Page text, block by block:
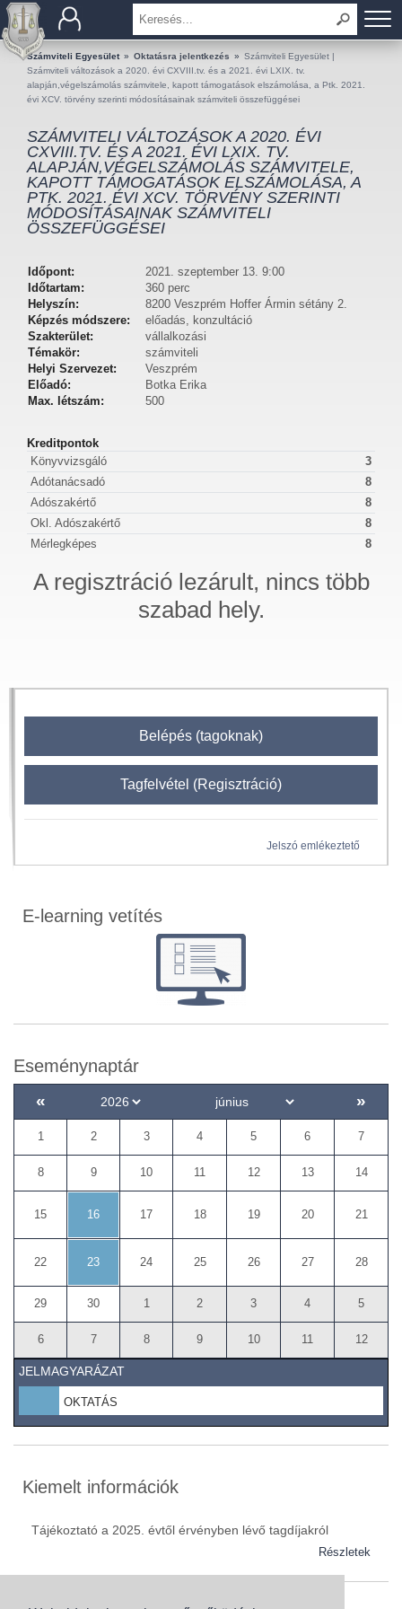
BEMUTATKOZÁS
TAGOK
OKTATÁS
KÉRDÉSEK ÉS VÁLASZOK
TUDÁSTÁR
KIADVÁNYOK
KAPCSOLAT
Számviteli Egyesület » Oktatásra jelentkezés » Számviteli Egyesület |
Számviteli változások a 2020. évi CXVIII.tv. és a 2021. évi LXIX. tv.
alapján,végelszámolás számvitele, kapott támogatások elszámolása, a Ptk. 2021.
évi XCV. törvény szerinti módosításainak számviteli összefüggései
SZÁMVITELI VÁLTOZÁSOK A 2020. ÉVI
CXVIII.TV. ÉS A 2021. ÉVI LXIX. TV.
ALAPJÁN,VÉGELSZÁMOLÁS SZÁMVITELE,
KAPOTT TÁMOGATÁSOK ELSZÁMOLÁSA, A
PTK. 2021. ÉVI XCV. TÖRVÉNY SZERINTI
MÓDOSÍTÁSAINAK SZÁMVITELI
ÖSSZEFÜGGÉSEI
Időpont:
2021. szeptember 13. 9:00
Időtartam:
360 perc
Helyszín:
8200 Veszprém Hoffer Ármin sétány 2.
Képzés módszere:
előadás, konzultáció
Szakterület:
vállalkozási
Témakör:
számviteli
Helyi Szervezet:
Veszprém
Előadó:
Botka Erika
Max. létszám:
500
Kreditpontok
Könyvvizsgáló
3
Adótanácsadó
8
Adószakértő
8
Okl. Adószakértő
8
Mérlegképes
8
A regisztráció lezárult, nincs több
szabad hely.
Belépés (tagoknak)
Tagfelvétel (Regisztráció)
Jelszó emlékeztető
E-learning vetítés
Eseménynaptár
« »
1 2 3 4 5 6 7
8 9 10 11 12 13 14
15 16 17 18 19 20 21
22 23 24 25 26 27 28
29 30 1 2 3 4 5
6 7 8 9 10 11 12
JELMAGYARÁZAT
OKTATÁS
Kiemelt információk
Tájékoztató a 2025. évtől érvényben lévő tagdíjakról
Részletek